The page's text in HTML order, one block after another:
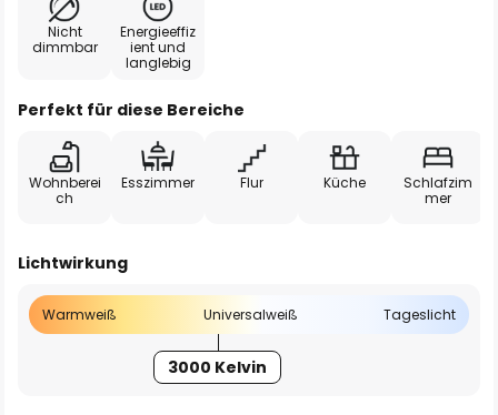
Nicht
dimmbar
Energieeffiz
ient und
langlebig
Perfekt für diese Bereiche
Wohnberei
ch
Esszimmer Flur Küche
Schlafzim
mer
Lichtwirkung
Warmweiß Universalweiß Tageslicht
3000 Kelvin